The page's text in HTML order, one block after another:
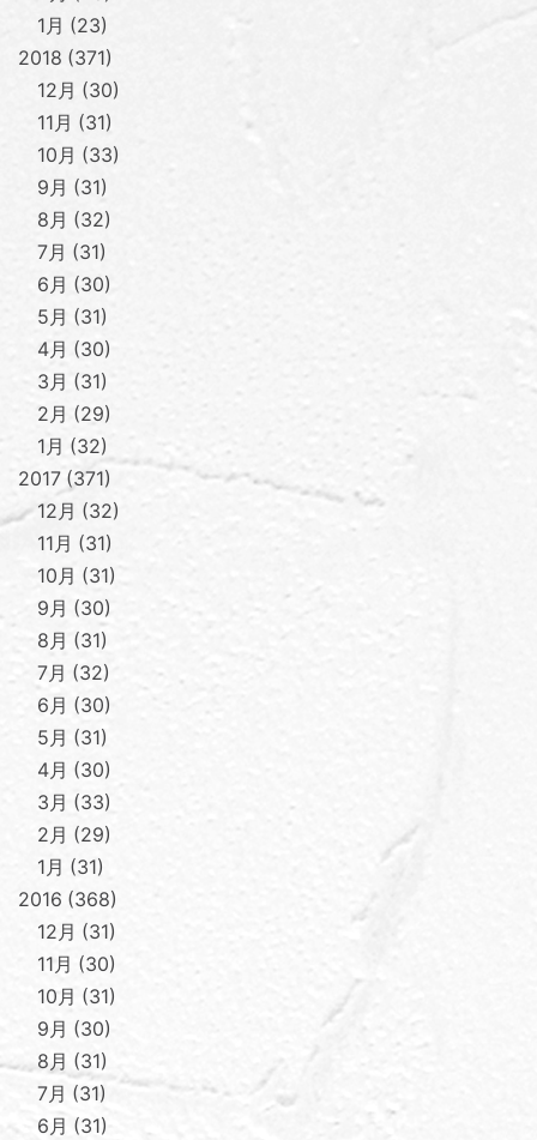
1月
23
2018 371
12月
30
11月
31
10月
33
9月
31
8月
32
7月
31
6月
30
5月
31
4月
30
3月
31
2月
29
1月
32
2017 371
12月
32
11月
31
10月
31
9月
30
8月
31
7月
32
6月
30
5月
31
4月
30
3月
33
2月
29
1月
31
2016 368
12月
31
11月
30
10月
31
9月
30
8月
31
7月
31
6月
31